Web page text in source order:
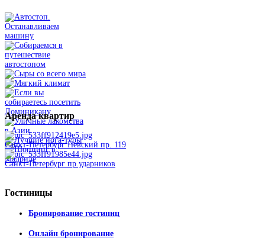
Арендаквартир
Санкт-Петербург Невский пр. 119
Санкт-Петербург пр.ударников
Гостиницы
Бронирование гостиниц
Онлайн бронирование